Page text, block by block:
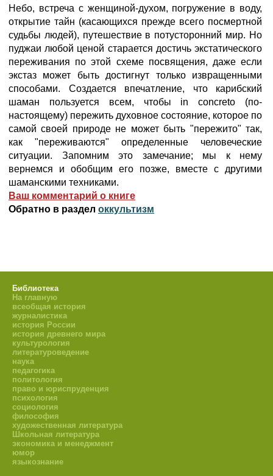
Небо, встреча с женщиной-духом, погружение в воду,
открытие тайн (касающихся прежде всего посмертной
судьбы людей), путешествие в потусторонний мир. Но
пуджаи любой ценой старается достичь экстатического
переживания по этой схеме посвящения, даже если
экстаз может быть достигнут только извращенными
способами. Создается впечатление, что карибский
шаман пользуется всем, чтобы in concreto (по-
настоящему) пережить духовное состояние, которое по
самой своей природе не может быть "пережито" так,
как "переживаются" определенные человеческие
ситуации. Запомним это замечание; мы к нему
вернемся и обобщим его позже, вместе с другими
шаманскими техниками.
Ваш комментарий о книге
Обратно в раздел оккультизм
Библиотека
На главную
всеобщая история
журналистика
история России
история древнего мира
культурология
литературоведение
наука
педагогика
политология
право и юриспруденция
психология
социология
философия
художественная литература
Школьная литература
экономика и менеджмент
юмор
языкознание